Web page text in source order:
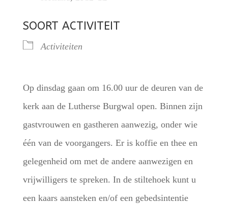
SOORT ACTIVITEIT
Activiteiten
Op dinsdag gaan om 16.00 uur de deuren van de
kerk aan de Lutherse Burgwal open. Binnen zijn
gastvrouwen en gastheren aanwezig, onder wie
één van de voorgangers. Er is koffie en thee en
gelegenheid om met de andere aanwezigen en
vrijwilligers te spreken. In de stiltehoek kunt u
een kaars aansteken en/of een gebedsintentie